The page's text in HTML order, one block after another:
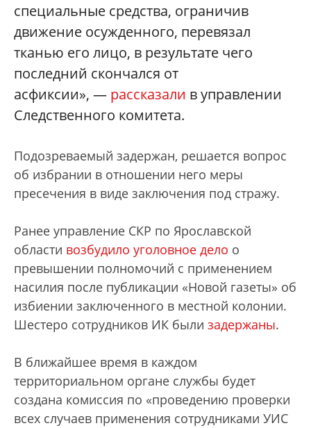
специальные средства, ограничив
движение осужденного, перевязал
тканью его лицо, в результате чего
последний скончался от
асфиксии», — рассказали в управлении
Следственного комитета.
Подозреваемый задержан, решается вопрос
об избрании в отношении него меры
пресечения в виде заключения под стражу.
Ранее управление СКР по Ярославской
области возбудило уголовное дело о
превышении полномочий с применением
насилия после публикации «Новой газеты» об
избиении заключенного в местной колонии.
Шестеро сотрудников ИК были задержаны.
В ближайшее время в каждом
территориальном органе службы будет
создана комиссия по «проведению проверки
всех случаев применения сотрудниками УИС